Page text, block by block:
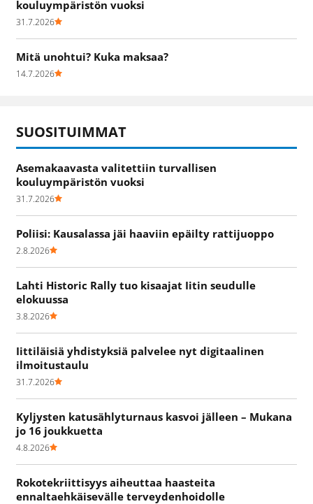
kouluympäristön vuoksi
31.7.2026
Mitä unohtui? Kuka maksaa?
14.7.2026
SUOSITUIMMAT
Asemakaavasta valitettiin turvallisen
kouluympäristön vuoksi
31.7.2026
Poliisi: Kausalassa jäi haaviin epäilty rattijuoppo
2.8.2026
Lahti Historic Rally tuo kisaajat Iitin seudulle
elokuussa
3.8.2026
Iittiläisiä yhdistyksiä palvelee nyt digitaalinen
ilmoitustaulu
31.7.2026
Kyljysten katusählyturnaus kasvoi jälleen – Mukana
jo 16 joukkuetta
4.8.2026
Rokotekriittisyys aiheuttaa haasteita
ennaltaehkäisevälle terveydenhoidolle